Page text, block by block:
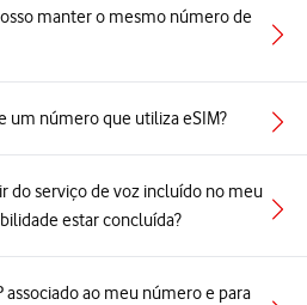
manter o mesmo número de
um número que utiliza eSIM?
do serviço de voz incluído no meu
estar concluída?
associado ao meu número e para